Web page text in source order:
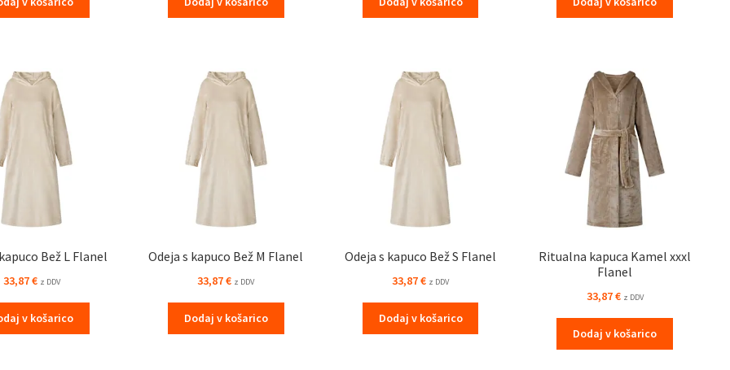
Bež L Flanel
33,87€ z DDV
v košarico
Odeja s kapuco Bež M Flanel
33,87€ z DDV
Dodaj v košarico
Odeja s kapuco Bež S Flanel
33,87€ z DDV
Dodaj v košarico
Ritualna kapuca Kamel xxxl
Flanel
33,87€ z DDV
Dodaj v košarico